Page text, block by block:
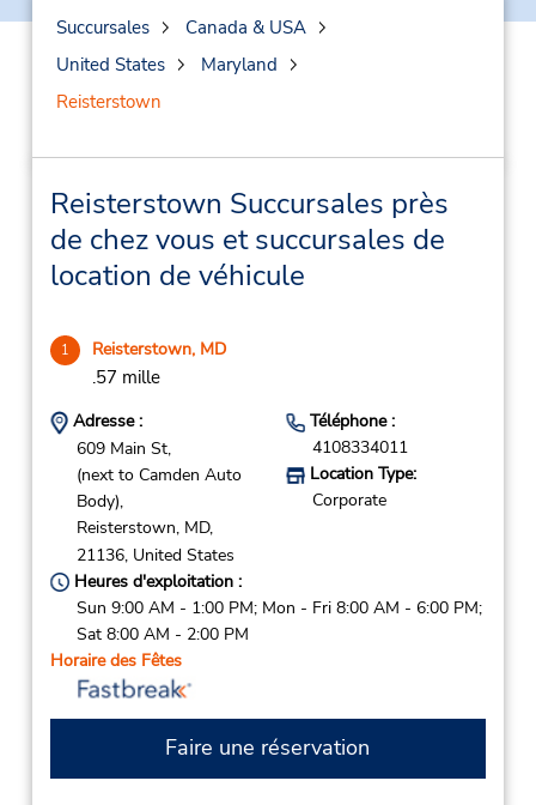
Succursales
Canada & USA
United States
Maryland
Reisterstown
Reisterstown Succursales près
de chez vous et succursales de
location de véhicule
1 Reisterstown, MD
.57 mille
Adresse :
609 Main St,
(next to Camden Auto
Body),
Reisterstown, MD,
21136, United States
Téléphone :
4108334011
Location Type:
Corporate
Heures d'exploitation :
Sun 9:00 AM - 1:00 PM; Mon - Fri 8:00 AM - 6:00 PM;
Sat 8:00 AM - 2:00 PM
Horaire des Fêtes
Faire une réservation